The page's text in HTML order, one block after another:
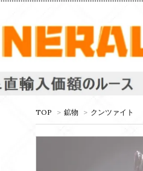
TOP > 鉱物 > クンツァイト